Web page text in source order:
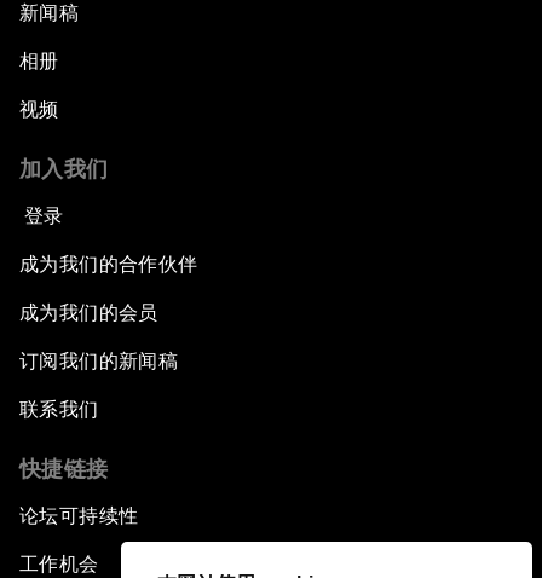
新闻稿
相册
视频
加入我们
登录
成为我们的合作伙伴
成为我们的会员
订阅我们的新闻稿
联系我们
快捷链接
论坛可持续性
工作机会